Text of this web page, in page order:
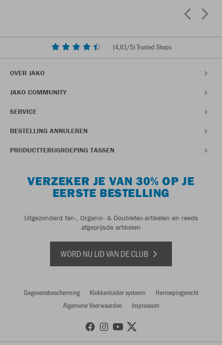
(4,61/5) Trusted Shops
OVER JAKO
JAKO COMMUNITY
SERVICE
BESTELLING ANNULEREN
PRODUCTTERUGROEPING TASSEN
VERZEKER JE VAN 30% OP JE
EERSTE BESTELLING
Uitgezonderd fan-, Organic- & Doubletex-artikelen en reeds
afgeprijsde artikelen
WORD NU LID VAN DE CLUB
Gegevensbescherming Klokkenluider systeem
Herroepingsrecht
Algemene Voorwaarden
Impressum